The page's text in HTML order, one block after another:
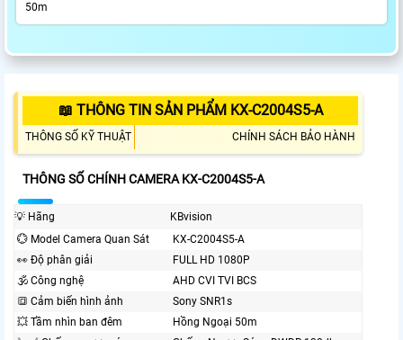
50m
📖 THÔNG TIN SẢN PHẨM KX-C2004S5-A
THÔNG SỐ KỸ THUẬT CHÍNH SÁCH BẢO HÀNH
THÔNG SỐ CHÍNH CAMERA KX-C2004S5-A
💡 Hãng
KBvision
💮 Model Camera Quan Sát
KX-C2004S5-A
️👀 Độ phân giải
FULL HD 1080P
🕉️ Công nghệ
AHD CVI TVI BCS
🔳 Cảm biến hình ảnh
Sony SNR1s
💥 Tầm nhìn ban đêm
Hồng Ngoại 50m